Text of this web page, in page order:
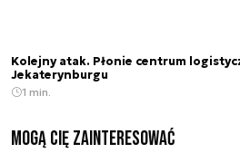
Kolejny atak. Płonie centrum
Jekaterynburgu
1 min.
Mogą Cię zainteresować